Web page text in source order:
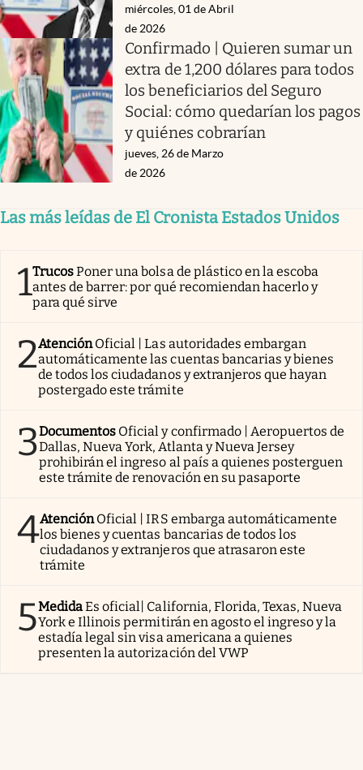
miércoles, 01 de Abril
de 2026
Confirmado | Quieren sumar un
extra de 1,200 dólares para todos
los beneficiarios del Seguro
Social: cómo quedarían los pagos
y quiénes cobrarían
jueves, 26 de Marzo
de 2026
Las más leídas de El Cronista Estados Unidos
1TrucosPoner una bolsa de plástico en la escoba
antes de barrer: por qué recomiendan hacerlo y
para qué sirve
2AtenciónOficial | Las autoridades embargan
automáticamente las cuentas bancarias y bienes
de todos los ciudadanos y extranjeros que hayan
postergado este trámite
3Documentos Oficial y confirmado | Aeropuertos de
Dallas, Nueva York, Atlanta y Nueva Jersey
prohibirán el ingreso al país a quienes posterguen
este trámite de renovación en su pasaporte
4AtenciónOficial | IRS embarga automáticamente
los bienes y cuentas bancarias de todos los
ciudadanos y extranjeros que atrasaron este
trámite
5MedidaEs oficial| California, Florida, Texas, Nueva
York e Illinois permitirán en agosto el ingreso y la
estadía legal sin visa americana a quienes
presenten la autorización del VWP